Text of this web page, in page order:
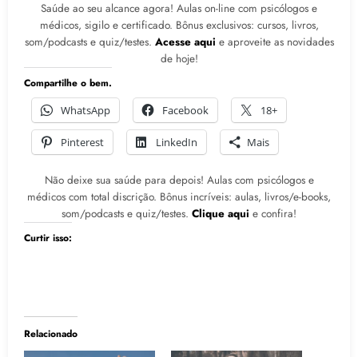
Saúde ao seu alcance agora! Aulas on-line com psicólogos e
médicos, sigilo e certificado. Bônus exclusivos: cursos, livros,
som/podcasts e quiz/testes. Acesse aqui e aproveite as novidades
de hoje!
Compartilhe o bem.
WhatsApp
Facebook 18+
Pinterest LinkedIn Mais
Não deixe sua saúde para depois! Aulas com psicólogos e
médicos com total discrição. Bônus incríveis: aulas, livros/e-books,
som/podcasts e quiz/testes. Clique aqui e confira!
Curtir isso:
Relacionado